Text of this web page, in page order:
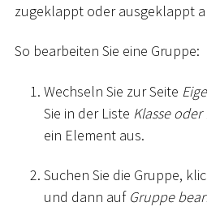
zugeklappt oder ausgeklappt
So bearbeiten Sie eine Gruppe:
Wechseln Sie zur Seite
Sie in der Liste Klasse
ein Element aus.
Suchen Sie die Gruppe,
und dann auf Gruppe